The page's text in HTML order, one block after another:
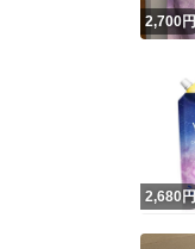
2,700円
2,680円